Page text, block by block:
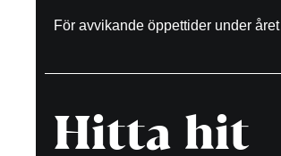
För avvikande öppettider under
Hitta hit